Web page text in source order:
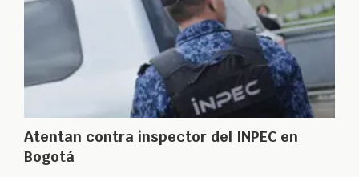
Atentan contra inspector del INPEC en
Bogotá